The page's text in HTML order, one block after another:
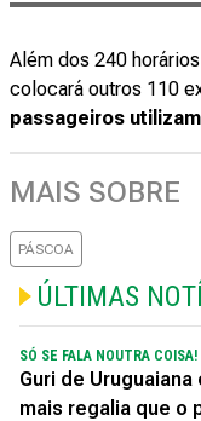
Além dos 240
colocará outros 110
passageiros
MAIS SOBRE
PÁSCOA
ÚLTIMAS
SÓ SE FALA NOUTRA COISA!
Guri de
mais regalia que o